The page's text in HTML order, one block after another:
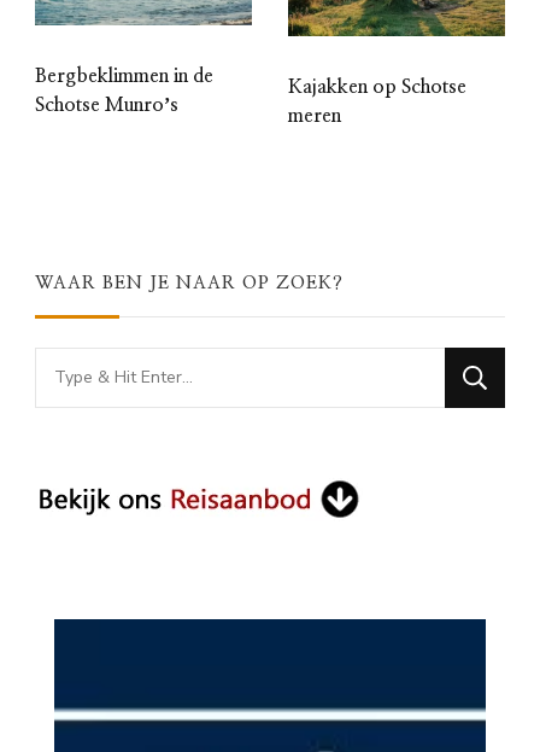
Bergbeklimmen in de
Schotse Munroʼs
Kajakken op Schotse
meren
WAAR BEN JE NAAR OP ZOEK?
Looking
for